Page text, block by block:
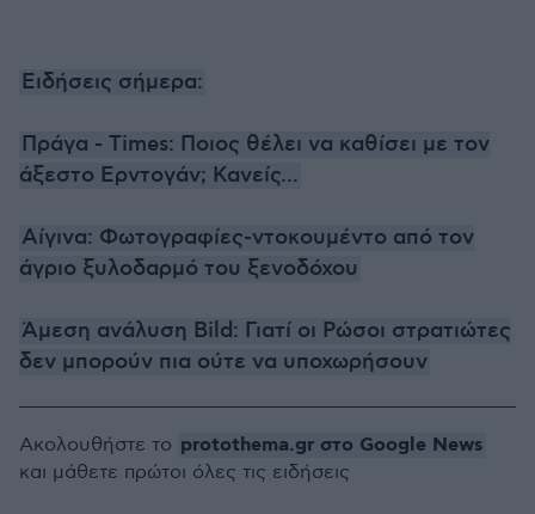
Ειδήσεις σήμερα:
Πράγα - Times: Ποιος θέλει να καθίσει με τον
άξεστο Ερντογάν; Κανείς...
Αίγινα: Φωτογραφίες-ντοκουμέντο από τον
άγριο ξυλοδαρμό του ξενοδόχου
Άμεση ανάλυση Bild: Γιατί οι Ρώσοι στρατιώτες
δεν μπορούν πια ούτε να υποχωρήσουν
Ακολουθήστε το protothema.gr στο Google News
και μάθετε πρώτοι όλες τις ειδήσεις